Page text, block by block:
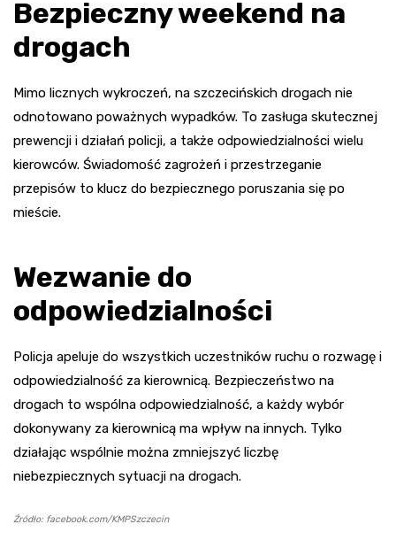
Bezpieczny weekend na
drogach
Mimo licznych wykroczeń, na szczecińskich drogach nie
odnotowano poważnych wypadków. To zasługa skutecznej
prewencji i działań policji, a także odpowiedzialności wielu
kierowców. Świadomość zagrożeń i przestrzeganie
przepisów to klucz do bezpiecznego poruszania się po
mieście.
Wezwanie do
odpowiedzialności
Policja apeluje do wszystkich uczestników ruchu o rozwagę i
odpowiedzialność za kierownicą. Bezpieczeństwo na
drogach to wspólna odpowiedzialność, a każdy wybór
dokonywany za kierownicą ma wpływ na innych. Tylko
działając wspólnie można zmniejszyć liczbę
niebezpiecznych sytuacji na drogach.
Źródło: facebook.com/KMPSzczecin